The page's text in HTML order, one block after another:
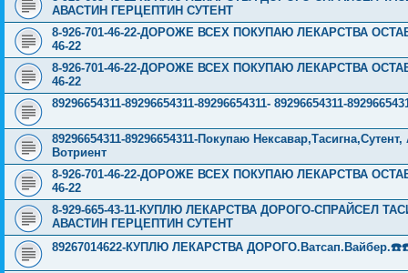
АВАСТИН ГЕРЦЕПТИН СУТЕНТ
8-926-701-46-22-ДОРОЖЕ ВСЕХ ПОКУПАЮ ЛЕКАРСТВА
46-22
8-926-701-46-22-ДОРОЖЕ ВСЕХ ПОКУПАЮ ЛЕКАРСТВА
46-22
89296654311-89296654311-89296654311- 89296654311-
89296654311-89296654311-Покупаю
Вотриент
8-926-701-46-22-ДОРОЖЕ ВСЕХ ПОКУПАЮ ЛЕКАРСТВА
46-22
8-929-665-43-11-КУПЛЮ ЛЕКАРСТВА ДОРОГО-СПРАЙСЕЛ
АВАСТИН ГЕРЦЕПТИН СУТЕНТ
89267014622-КУПЛЮ ЛЕКАРСТВА